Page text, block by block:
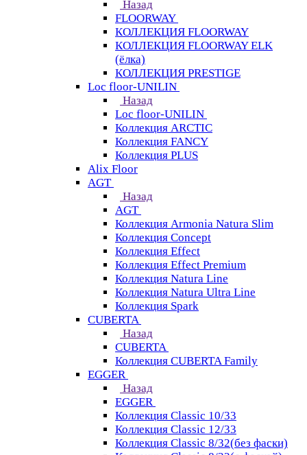
Назад
FLOORWAY
КОЛЛЕКЦИЯ FLOORWAY
КОЛЛЕКЦИЯ FLOORWAY ELK
(ёлка)
КОЛЛЕКЦИЯ PRESTIGE
Loс floor-UNILIN
Назад
Loс floor-UNILIN
Коллекция ARCTIС
Коллекция FANCY
Коллекция PLUS
Alix Floor
AGT
Назад
AGT
Коллекция Armonia Natura Slim
Коллекция Concept
Коллекция Effect
Коллекция Effect Premium
Коллекция Natura Line
Коллекция Natura Ultra Line
Коллекция Spark
CUBERTA
Назад
CUBERTA
Коллекция CUBERTA Family
EGGER
Назад
EGGER
Коллекция Classic 10/33
Коллекция Classic 12/33
Коллекция Classic 8/32(без фаски)